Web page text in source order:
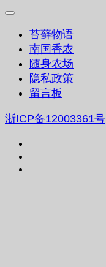
苔藓物语
南国香农
随身农场
隐私政策
留言板
浙ICP备12003361号